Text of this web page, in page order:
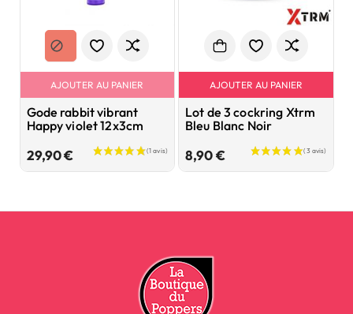
AJOUTER AU PANIER
Gode rabbit vibrant
Happy violet 12x3cm
29,90 €Prix
AJOUTER AU PANIER
Lot de 3 cockring Xtrm
Bleu Blanc Noir
8,90 €Prix